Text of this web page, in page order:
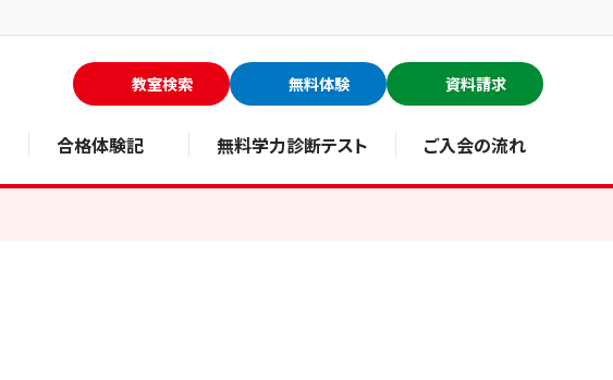
教室検索 無料体験 資料請求
合格体験記 無料学力診断テスト ご入会の流れ